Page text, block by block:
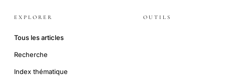
EXPLORER
Tous les articles
Recherche
Index thématique
OUTILS